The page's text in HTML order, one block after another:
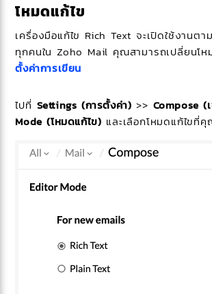
โหมดแก้ไข
เครื่องมือแก้ไข Rich Text จะเปิดใช้งานตา
ทุกคนใน Zoho Mail คุณสามารถเปลี่ยนโห
ตั้งค่าการเขียน
ไปที่ Settings (การตั้งค่า) >> Compose (
Mode (โหมดแก้ไข) และเลือกโหมดแก้ไขที่